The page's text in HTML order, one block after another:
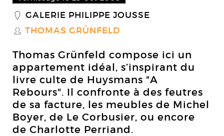
_ GALERIE PHILIPPE JOUSSE
S THOMAS GRÜNFELD
Thomas Grünfeld compose ici un
appartement idéal, s’inspirant du
livre culte de Huysmans "A
Rebours". Il confronte à des feutres
de sa facture, les meubles de Michel
Boyer, de Le Corbusier, ou encore
de Charlotte Perriand.